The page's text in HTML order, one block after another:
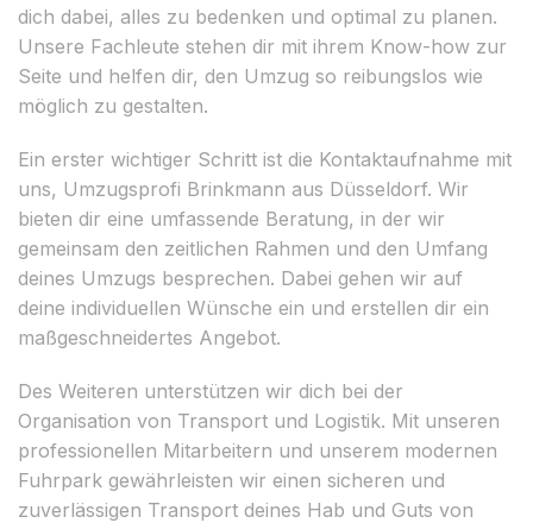
dich dabei, alles zu bedenken und optimal zu planen.
Unsere Fachleute stehen dir mit ihrem Know-how zur
Seite und helfen dir, den Umzug so reibungslos wie
möglich zu gestalten.
Ein erster wichtiger Schritt ist die Kontaktaufnahme mit
uns, Umzugsprofi Brinkmann aus Düsseldorf. Wir
bieten dir eine umfassende Beratung, in der wir
gemeinsam den zeitlichen Rahmen und den Umfang
deines Umzugs besprechen. Dabei gehen wir auf
deine individuellen Wünsche ein und erstellen dir ein
maßgeschneidertes Angebot.
Des Weiteren unterstützen wir dich bei der
Organisation von Transport und Logistik. Mit unseren
professionellen Mitarbeitern und unserem modernen
Fuhrpark gewährleisten wir einen sicheren und
zuverlässigen Transport deines Hab und Guts von